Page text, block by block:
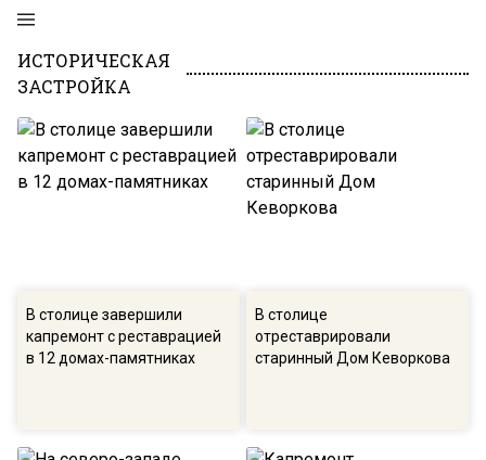
ИСТОРИЧЕСКАЯ
ЗАСТРОЙКА
В столице завершили
капремонт с реставрацией
в 12 домах-памятниках
В столице
отреставрировали
старинный Дом Кеворкова